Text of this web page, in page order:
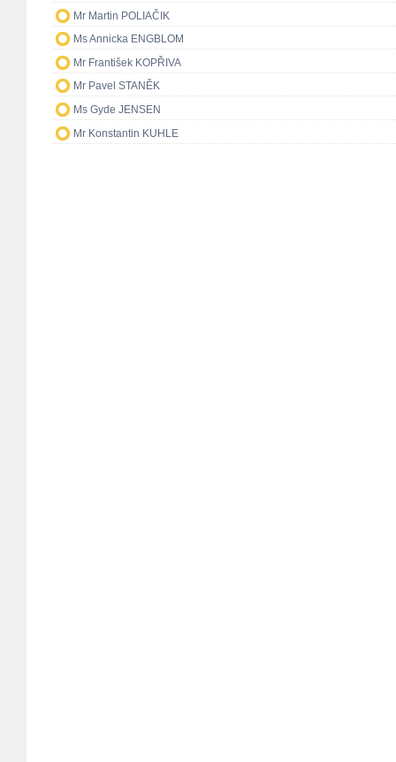
Mr Martin POLIAČIK
Ms Annicka ENGBLOM
Mr František KOPŘIVA
Mr Pavel STANĚK
Ms Gyde JENSEN
Mr Konstantin KUHLE